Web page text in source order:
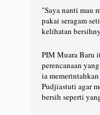
"Saya nanti mau
pakai seragam
kelihatan
PIM Muara Baru
perencanaan
ia
Pudjiastuti agar
bersih seperti